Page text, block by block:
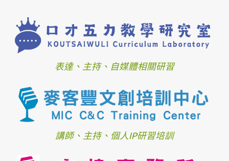
表達、主持、自媒體相關研習
講師、主持、個人IP研習培訓